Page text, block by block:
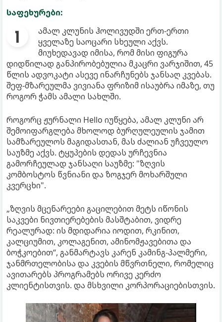
საფეხურები:
ამალ კლუნის ჰოლივუდში ერთ-ერთი
ყველაზე საოცარი სხეული აქვს.
მიუხედავად იმისა, რომ მისი ფიგურა
დიდწილად განპირობებულია მკაცრი ვარჯიშით, 45
წლის ადვოკატი ასევე ინარჩუნებს ჯანსაღ კვებას.
შეფ-მზარეულმა ვივიანა ფრიზიმ ისაუბრა იმაზე, თუ
როგორ ჭამს ამალი სახლში.
როგორც ჟურნალი Hello იუწყება, ამალ კლუნი არ
შემოიფარგლება მხოლოდ ბურღულეულის ჯამით
სამზარეულოს მაგიდასთან, მას ძალიან უჩვეულო
საუზმე აქვს. ტყუპების დედას ურჩევნია
გამორჩეულად ჯანსაღი საუზმე: "ზღვის
კომბოსტოს წვნიანი და ზოგჯერ მოხარშული
კვერცხი".
„ზღვის მცენარეები გაცილებით მეტს იწონის
საკვები ნივთიერებების მასშტაბით, ვიდრე
რეალურად: ის მდიდარია იოდით, რკინით,
კალციუმით, კოლაგენით, ამინომჟავებითა და
ბოჭკოებით“, განმარტავს კარენ კამინგ-პალმერი,
ჯანმრთელობისა და კვების მწვრთნელი, რომელიც
ავითარებს პროგრამებს ორივე კერძო
კლიენტისთვის. და მსხვილი კორპორაციებისთვის.